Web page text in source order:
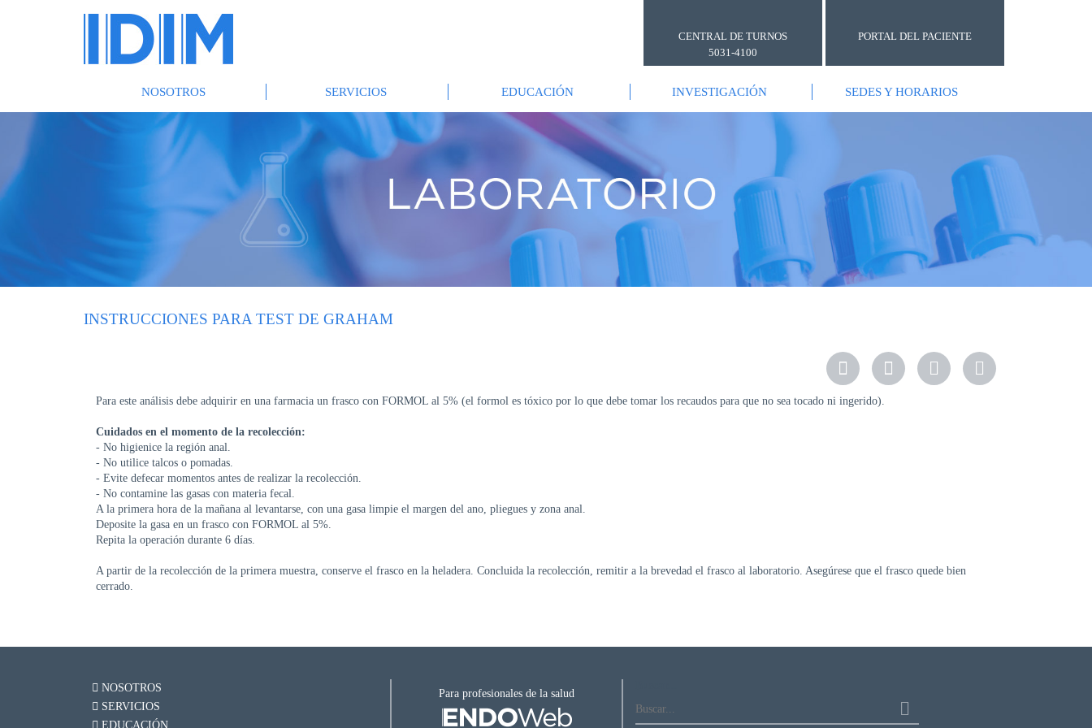
CENTRAL DE TURNOS
5031-4100
PORTAL DEL PACIENTE
NOSOTROS SERVICIOS EDUCACIÓN INVESTIGACIÓN SEDES Y HORARIOS
INSTRUCCIONES PARA TEST DE GRAHAM
Para este análisis debe adquirir en una farmacia un frasco con FORMOL al 5% (el formol es tóxico por lo que debe tomar los recaudos para que no sea tocado ni ingerido).
Cuidados en el momento de la recolección:
- No higienice la región anal.
- No utilice talcos o pomadas.
- Evite defecar momentos antes de realizar la recolección.
- No contamine las gasas con materia fecal.
A la primera hora de la mañana al levantarse, con una gasa limpie el margen del ano, pliegues y zona anal.
Deposite la gasa en un frasco con FORMOL al 5%.
Repita la operación durante 6 días.
A partir de la recolección de la primera muestra, conserve el frasco en la heladera. Concluida la recolección, remitir a la brevedad el frasco al laboratorio. Asegúrese que el frasco quede bien
cerrado.
NOSOTROS
SERVICIOS
EDUCACIÓN
Para profesionales de la salud